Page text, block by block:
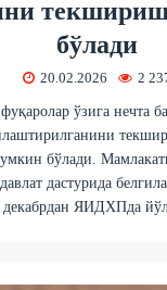
бўлади
20.02.2026 2
ўзига нечта
бўлади.
дастурида
ЯИДХПда